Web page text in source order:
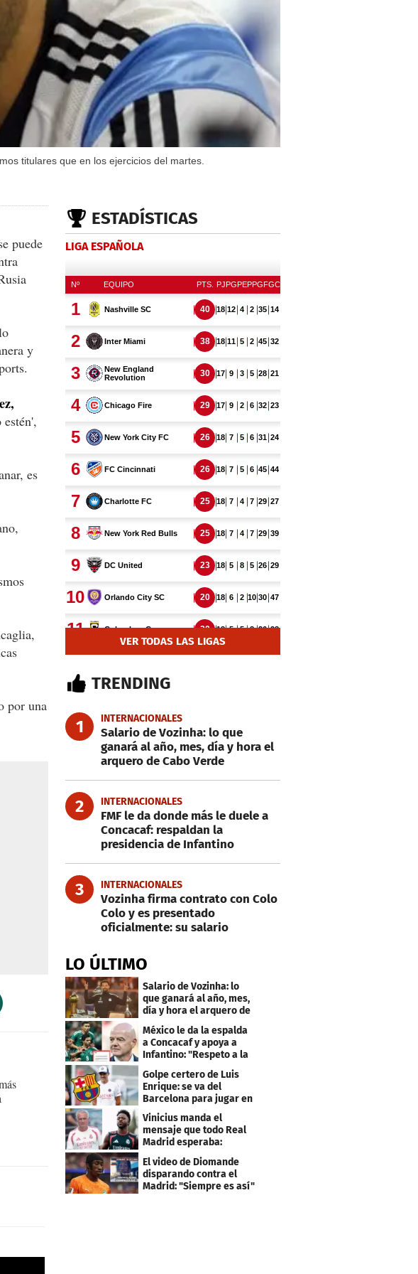
titulares que en los ejercicios del martes.
puede
y
es
por una
ESTADÍSTICAS
LIGA ESPAÑOLA
VER TODAS LAS LIGAS
TRENDING
1 INTERNACIONALES
Salario de Vozinha: lo que
ganará al año, mes, día y hora el
arquero de Cabo Verde
2 INTERNACIONALES
FMF le da donde más le duele a
Concacaf: respaldan la
presidencia de Infantino
3 INTERNACIONALES
Vozinha firma contrato con Colo
Colo y es presentado
oficialmente: su salario
LO ÚLTIMO
Salario de Vozinha: lo
que ganará al año, mes,
día y hora el arquero de
Cabo Verde
México le da la espalda
a Concacaf y apoya a
Infantino: "Respeto a la
gobernanza"
Golpe certero de Luis
Enrique: se va del
Barcelona para jugar en
el PSG
Vinicius manda el
mensaje que todo Real
Madrid esperaba:
"Mourinho..."
El video de Diomande
disparando contra el
Madrid: "Siempre es así"